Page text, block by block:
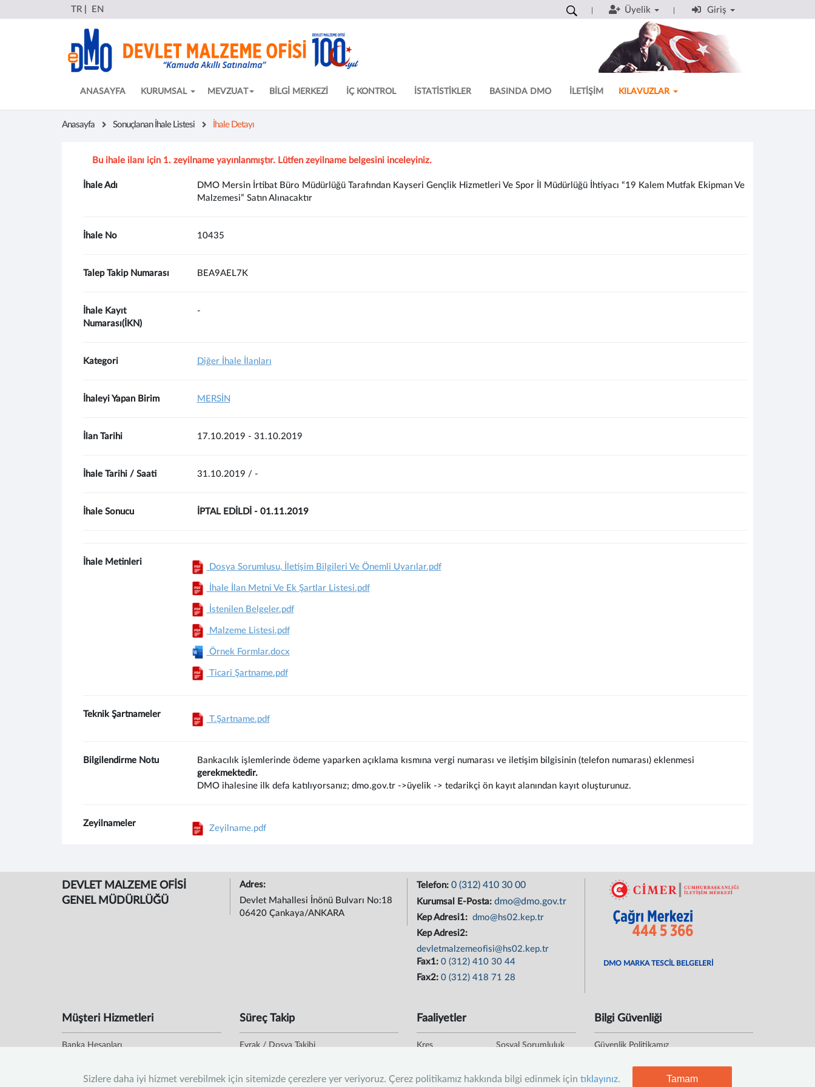
TR EN Üyelik Giriş
ANASAYFA KURUMSAL MEVZUAT BİLGİ MERKEZİ İÇ KONTROL İSTATİSTİKLER BASINDA DMO İLETİŞİM KILAVUZLAR
Anasayfa Sonuçlanan İhale Listesi İhale Detayı
Bu ihale ilanı için 1. zeyilname yayınlanmıştır. Lütfen zeyilname belgesini inceleyiniz.
İhale Adı
DMO Mersin İrtibat Büro Müdürlüğü Tarafından Kayseri Gençlik Hizmetleri Ve Spor İl Müdürlüğü İhtiyacı “19 Kalem Mutfak Ekipman Ve
Malzemesi” Satın Alınacaktır
İhale No 10435
Talep Takip Numarası BEA9AEL7K
İhale Kayıt
Numarası(İKN)
-
Kategori Diğer İhale İlanları
İhaleyi Yapan Birim MERSİN
İlan Tarihi 17.10.2019 - 31.10.2019
İhale Tarihi / Saati 31.10.2019 / -
İhale Sonucu İPTAL EDİLDİ - 01.11.2019
İhale Metinleri
Dosya Sorumlusu, İletişim Bilgileri Ve Önemli Uyarılar.pdf
İhale İlan Metni Ve Ek Şartlar Listesi.pdf
İstenilen Belgeler.pdf
Malzeme Listesi.pdf
Örnek Formlar.docx
Ticari Şartname.pdf
Teknik Şartnameler
T.Şartname.pdf
Bilgilendirme Notu
Bankacılık işlemlerinde ödeme yaparken açıklama kısmına vergi numarası ve iletişim bilgisinin (telefon numarası) eklenmesi
gerekmektedir.
DMO ihalesine ilk defa katılıyorsanız; dmo.gov.tr ->üyelik -> tedarikçi ön kayıt alanından kayıt oluşturunuz.
Zeyilnameler
Zeyilname.pdf
Sizlere daha iyi hizmet verebilmek için sitemizde çerezlere yer veriyoruz. Çerez politikamız hakkında bilgi edinmek için tıklayınız. Tamam
DEVLET MALZEME OFİSİ
GENEL MÜDÜRLÜĞÜ
Adres:
Devlet Mahallesi İnönü Bulvarı No:18
06420 Çankaya/ANKARA
Telefon: 0 (312) 410 30 00
Kurumsal E-Posta: dmo@dmo.gov.tr
Kep Adresi1: dmo@hs02.kep.tr
Kep Adresi2:
devletmalzemeofisi@hs02.kep.tr
Fax1: 0 (312) 410 30 44
Fax2: 0 (312) 418 71 28
DMO MARKA TESCİL BELGELERİ
Müşteri Hizmetleri
Banka Hesapları
Hizmet Envanteri & Standartları
Süreç Takip
Evrak / Dosya Takibi
Faaliyetler
Kreş
Sosyal Sorumluluk
Bilgi Güvenliği
Güvenlik Politikamız